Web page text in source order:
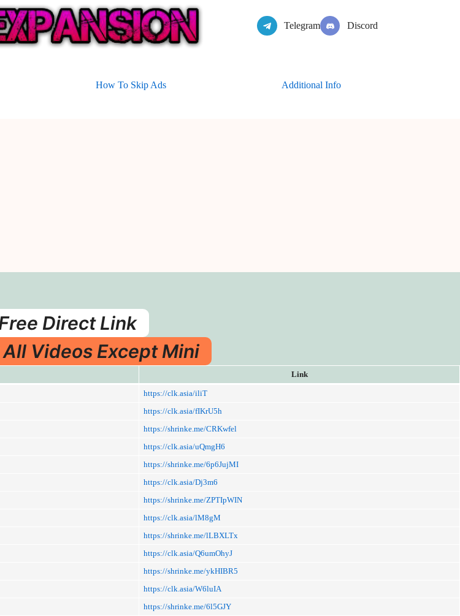
Telegram Discord
How To Skip Ads Additional Info
Direct Link
All Videos Except Mini
Link
https://clk.asia/iliT
https://clk.asia/fIKrU5h
https://shrinke.me/CRKwfel
https://clk.asia/uQmgH6
https://shrinke.me/6p6JujMI
https://clk.asia/Dj3m6
https://shrinke.me/ZPTIpWIN
https://clk.asia/lM8gM
https://shrinke.me/lLBXLTx
https://clk.asia/Q6umOhyJ
https://shrinke.me/ykHIBR5
https://clk.asia/W6luIA
https://shrinke.me/6l5GJY